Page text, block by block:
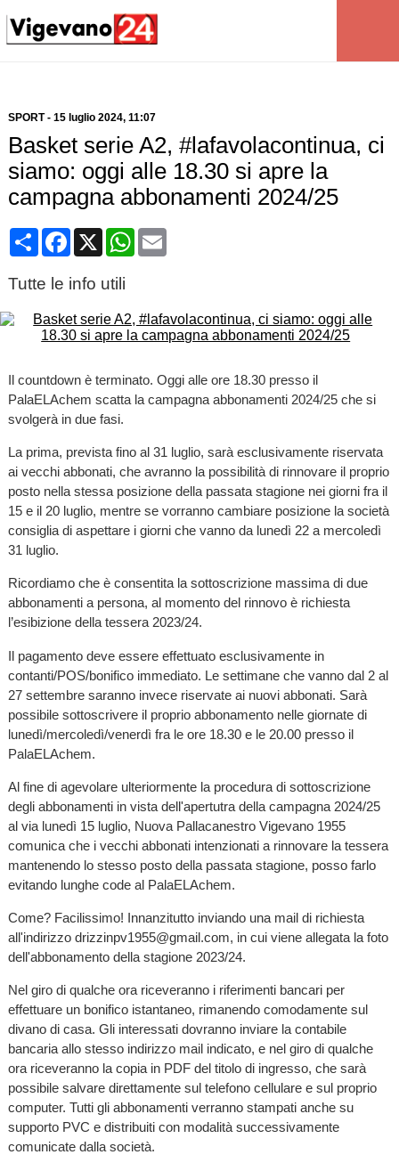
SPORT- 15 luglio 2024, 11:07
Basket serie A2, #lafavolacontinua, ci
siamo: oggi alle 18.30 si apre la
campagna abbonamenti 2024/25
CondividiFacebook
X WhatsApp
Email
Tutte le info utili
Il countdown è terminato. Oggi alle ore 18.30 presso il
PalaELAchem scatta la campagna abbonamenti 2024/25 che si
svolgerà in due fasi.
La prima, prevista fino al 31 luglio, sarà esclusivamente riservata
ai vecchi abbonati, che avranno la possibilità di rinnovare il proprio
posto nella stessa posizione della passata stagione nei giorni fra il
15 e il 20 luglio, mentre se vorranno cambiare posizione la società
consiglia di aspettare i giorni che vanno da lunedì 22 a mercoledì
31 luglio.
Ricordiamo che è consentita la sottoscrizione massima di due
abbonamenti a persona, al momento del rinnovo è richiesta
l’esibizione della tessera 2023/24.
Il pagamento deve essere effettuato esclusivamente in
contanti/POS/bonifico immediato. Le settimane che vanno dal 2 al
27 settembre saranno invece riservate ai nuovi abbonati. Sarà
possibile sottoscrivere il proprio abbonamento nelle giornate di
lunedì/mercoledì/venerdì fra le ore 18.30 e le 20.00 presso il
PalaELAchem.
Al fine di agevolare ulteriormente la procedura di sottoscrizione
degli abbonamenti in vista dell'apertutra della campagna 2024/25
al via lunedì 15 luglio, Nuova Pallacanestro Vigevano 1955
comunica che i vecchi abbonati intenzionati a rinnovare la tessera
mantenendo lo stesso posto della passata stagione, posso farlo
evitando lunghe code al PalaELAchem.
Come? Facilissimo! Innanzitutto inviando una mail di richiesta
all'indirizzo drizzinpv1955@gmail.com, in cui viene allegata la foto
dell'abbonamento della stagione 2023/24.
Nel giro di qualche ora riceveranno i riferimenti bancari per
effettuare un bonifico istantaneo, rimanendo comodamente sul
divano di casa. Gli interessati dovranno inviare la contabile
bancaria allo stesso indirizzo mail indicato, e nel giro di qualche
ora riceveranno la copia in PDF del titolo di ingresso, che sarà
possibile salvare direttamente sul telefono cellulare e sul proprio
computer. Tutti gli abbonamenti verranno stampati anche su
supporto PVC e distribuiti con modalità successivamente
comunicate dalla società.